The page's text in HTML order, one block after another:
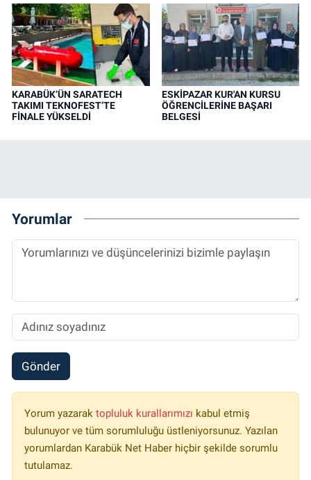
KARABÜK’ÜN SARATECH
TAKIMI TEKNOFEST’TE
FİNALE YÜKSELDİ
ESKİPAZAR KUR'AN KURSU
ÖĞRENCİLERİNE BAŞARI
BELGESİ
Yorumlar
Gönder
Yorum yazarak topluluk kurallarımızı kabul etmiş
bulunuyor ve tüm sorumluluğu üstleniyorsunuz. Yazılan
yorumlardan Karabük Net Haber hiçbir şekilde sorumlu
tutulamaz.